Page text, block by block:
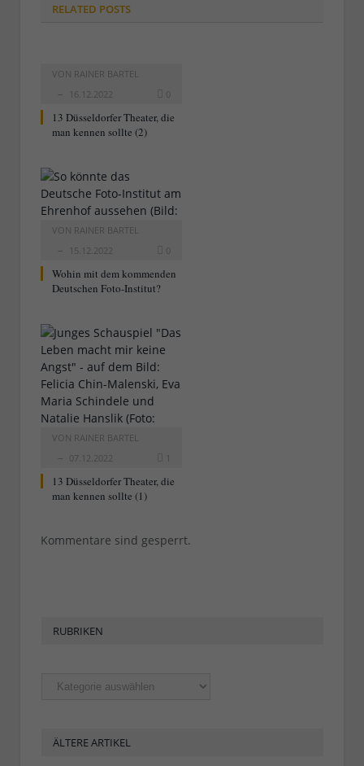
RELATED POSTS
VON RAINER BARTEL
16.12.2022
0
13 Düsseldorfer Theater, die
man kennen sollte (2)
VON RAINER BARTEL
15.12.2022
0
Wohin mit dem kommenden
Deutschen Foto-Institut?
VON RAINER BARTEL
07.12.2022
1
13 Düsseldorfer Theater, die
man kennen sollte (1)
Kommentare sind gesperrt.
RUBRIKEN
Rubriken
ÄLTERE ARTIKEL